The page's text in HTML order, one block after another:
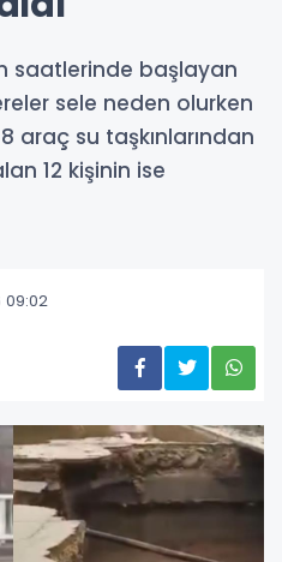
saatlerinde başlayan
sele neden olurken
araç su taşkınlarından
12 kişinin ise
09:02